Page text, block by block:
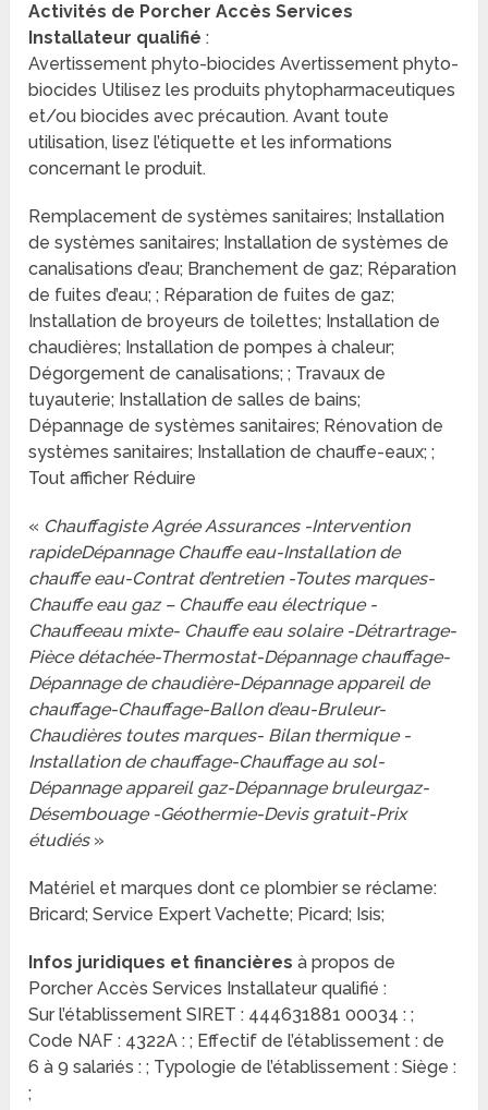
Activités de Porcher Accès Services
Installateur qualifié :
Avertissement phyto-biocides Avertissement phyto-
biocides Utilisez les produits phytopharmaceutiques
et/ou biocides avec précaution. Avant toute
utilisation, lisez l’étiquette et les informations
concernant le produit.
Remplacement de systèmes sanitaires; Installation
de systèmes sanitaires; Installation de systèmes de
canalisations d’eau; Branchement de gaz; Réparation
de fuites d’eau; ; Réparation de fuites de gaz;
Installation de broyeurs de toilettes; Installation de
chaudières; Installation de pompes à chaleur;
Dégorgement de canalisations; ; Travaux de
tuyauterie; Installation de salles de bains;
Dépannage de systèmes sanitaires; Rénovation de
systèmes sanitaires; Installation de chauffe-eaux; ;
Tout afficher Réduire
« Chauffagiste Agrée Assurances -Intervention
rapideDépannage Chauffe eau-Installation de
chauffe eau-Contrat d’entretien -Toutes marques-
Chauffe eau gaz – Chauffe eau électrique -
Chauffeeau mixte- Chauffe eau solaire -Détrartrage-
Pièce détachée-Thermostat-Dépannage chauffage-
Dépannage de chaudière-Dépannage appareil de
chauffage-Chauffage-Ballon d’eau-Bruleur-
Chaudières toutes marques- Bilan thermique -
Installation de chauffage-Chauffage au sol-
Dépannage appareil gaz-Dépannage bruleurgaz-
Désembouage -Géothermie-Devis gratuit-Prix
étudiés»
Matériel et marques dont ce plombier se réclame:
Bricard; Service Expert Vachette; Picard; Isis;
Infos juridiques et financières à propos de
Porcher Accès Services Installateur qualifié :
Sur l’établissement SIRET : 444631881 00034 : ;
Code NAF : 4322A : ; Effectif de l’établissement : de
6 à 9 salariés : ; Typologie de l’établissement : Siège :
;